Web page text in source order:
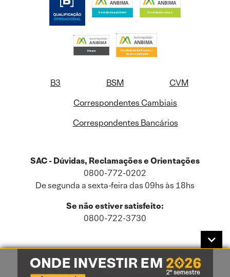
B3 BSM
CVM
Correspondentes Cambiais
Correspondentes Bancários
SAC - Dúvidas, Reclamações e Orientações
0800-772-0202
De segunda a sexta-feira das 09hs às 18hs
Se não estiver satisfeito:
0800-722-3730
Este site usa cookies e dados pessoais de acordo com a nossaPolítica de
Cookies
e a nossaPolítica de Privacidade.